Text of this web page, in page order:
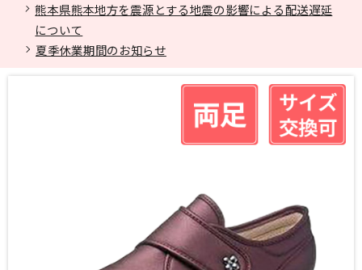
熊本県熊本地方を震源とする地震の影響による配送遅延
について
夏季休業期間のお知らせ